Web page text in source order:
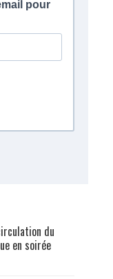
du
en soirée